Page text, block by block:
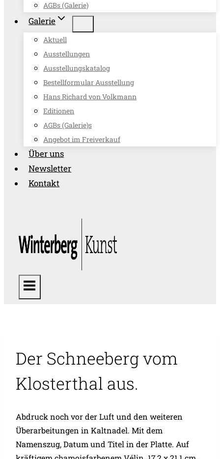
AGBs (Galerie)
Galerie
Aktuell
Ausstellungen
Ausstellungskatalog
Bestellformular Ausstellung
Hans Richard von Volkmann
Editionen
AGBs (Galerie)s
Angebot im Freiverkauf
Über uns
Newsletter
Kontakt
Der Schneeberg vom
Klosterthal aus.
Abdruck noch vor der Luft und den weiteren
Überarbeitungen in Kaltnadel. Mit dem
Namenszug, Datum und Titel in der Platte. Auf